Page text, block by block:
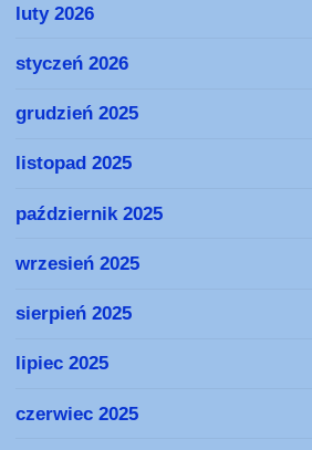
luty 2026
styczeń 2026
grudzień 2025
listopad 2025
październik 2025
wrzesień 2025
sierpień 2025
lipiec 2025
czerwiec 2025